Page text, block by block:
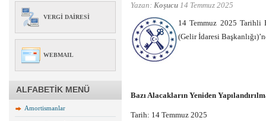
VERGI DAIRESI
WEBMAIL
ALFABETİK MENÜ
Amortismanlar
Yazan: Koşucu 14 Temmuz 2025
14 Temmuz 2025 Tarihli
(Gelir İdaresi
Bazı Alacakların Yeniden
Tarih: 14 Temmuz 2025